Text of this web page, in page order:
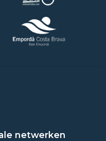
netwerken